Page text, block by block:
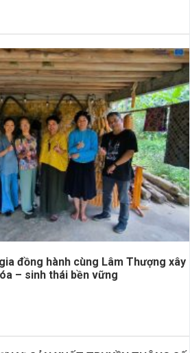
đồng hành cùng Lâm Thượng xây
– sinh thái bền vững